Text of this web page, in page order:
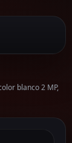
blanco 2 MP,